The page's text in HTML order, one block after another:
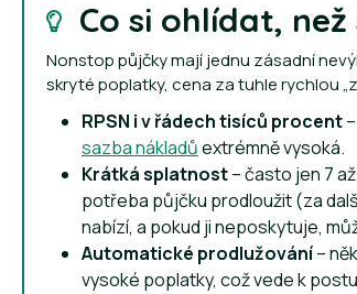
Co si ohlídat,
Nonstop půjčky mají jednu zásadní
skryté poplatky, cena za tuhle rychlou
RPSN i v řádech tisíců procent
sazba nákladůextrémně vysoká.
Krátká splatnost– často jen 7
potřeba půjčku prodloužit (za
nabízí, a pokud ji neposkytuje,
Automatické prodlužování–
vysoké poplatky, což vede k